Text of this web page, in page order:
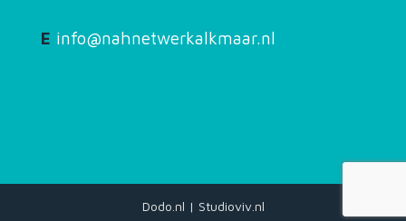
E info@nahnetwerkalkmaar.nl
Dodo.nl | Studioviv.nl